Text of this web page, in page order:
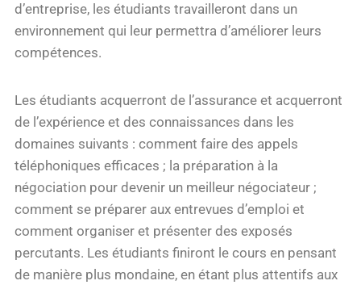
d’entreprise, les étudiants travailleront dans un
environnement qui leur permettra d’améliorer leurs
compétences.
Les étudiants acquerront de l’assurance et acquerront
de l’expérience et des connaissances dans les
domaines suivants : comment faire des appels
téléphoniques efficaces ; la préparation à la
négociation pour devenir un meilleur négociateur ;
comment se préparer aux entrevues d’emploi et
comment organiser et présenter des exposés
percutants. Les étudiants finiront le cours en pensant
de manière plus mondaine, en étant plus attentifs aux